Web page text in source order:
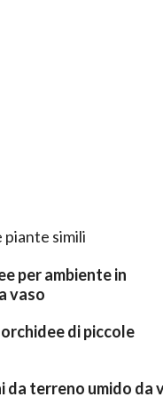
simili
per ambiente in
vaso
di piccole
da terreno umido da